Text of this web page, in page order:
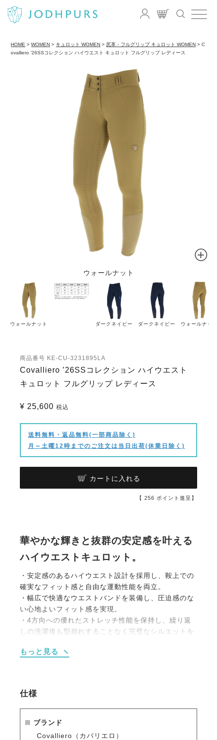
HOME WOMEN キュロット WOMEN 尻革・フルグリップ キュロット WOMEN
C
ovalliero ’26SSコレクション ハイウエスト キュロット フルグリップ レディース
ウォールナット
ウォールナット ダークネイビー ダークネイビー ウォールナッ
商品番号 KE-CU-3231895LA
Covalliero ’26SSコレクション ハイウエスト
キュロット フルグリップ レディース
¥ 25,600 税込
送料無料・返品無料(一部商品除く)
月～土曜12時までのご注文は当日出荷(休業日除く)
カートに入れる
【 256 ポイント進呈】
華やかな輝きと抜群の安定感を叶える
ハイウエストキュロット。
・安定感のあるハイウエスト設計を採用し、鞍上での
確実なフィット感と自由な運動性能を両立。
・幅広で快適なウエストバンドを装備し、圧迫感のな
い心地よいフィット感を実現。
・4方向への優れたストレッチ性能を保持し、繰り返
しの洗濯後も型崩れすることなく完璧なシルエットを
・独自のグリップを施したフルシート仕様により、鞍
配置し、ライディングスタイルに華やかさを付加。
・右太もも部分にスマートフォン用ポケットを配置、
騎乗中や作業中も安全に保持可能。
・通気性に特化したソフトで軽量な素材が、トレーニ
もっと見る
仕様
ブランド
Covalliero（カバリエロ）